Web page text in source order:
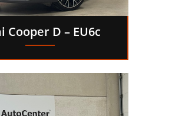
Cooper D – EU6c